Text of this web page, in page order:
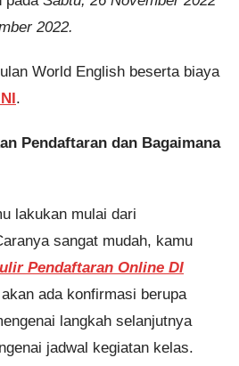
2022.
World English beserta biaya
.
Pendaftaran dan Bagaimana
lakukan mulai dari
sangat mudah, kamu
Pendaftaran Online DI
ada konfirmasi berupa
langkah selanjutnya
jadwal kegiatan kelas.